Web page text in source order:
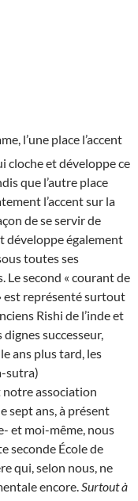
l’une place l’accent
cloche et développe ce
que l’autre place
l’accent sur la
de se servir de
développe également
toutes ses
Le second « courant de
est représenté surtout
Rishi de l’inde et
dignes successeur,
ans plus tard, les
sutra)
association
sept ans, à présent
et moi-même, nous
seconde École de
qui, selon nous, ne
encore. Surtout à